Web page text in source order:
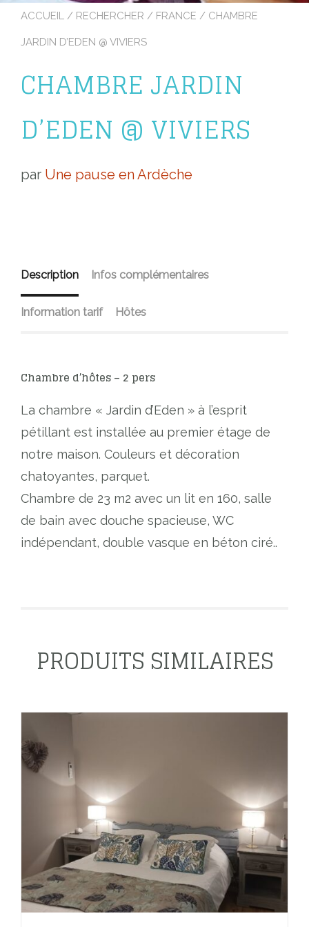
ACCUEIL / RECHERCHER / FRANCE / CHAMBRE
JARDIN D’EDEN @ VIVIERS
CHAMBRE JARDIN
D’EDEN @ VIVIERS
par Une pause en Ardèche
Description Infos complémentaires
Information tarif Hôtes
Chambre d’hôtes – 2 pers
La chambre « Jardin d’Eden » à l’esprit
pétillant est installée au premier étage de
notre maison. Couleurs et décoration
chatoyantes, parquet.
Chambre de 23 m2 avec un lit en 160, salle
de bain avec douche spacieuse, WC
indépendant, double vasque en béton ciré..
PRODUITS SIMILAIRES